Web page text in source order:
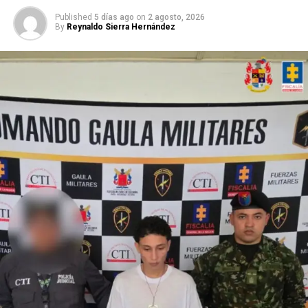
bebé que gestaba no estaba junto a la madre.
De acuerdo con la investigación, los procesados se
habrían concertado para engañar a la víctima y
trasladarla hasta un inmueble en el sector de Alto de
oportunidades con un arma cortopunzante para
extraerle a la bebé.
ADVERTISEMENT
Rol de los procesados en el hecho
Published 5 días ago on 2 agosto, 2026
By Reynaldo Sierra Hernández